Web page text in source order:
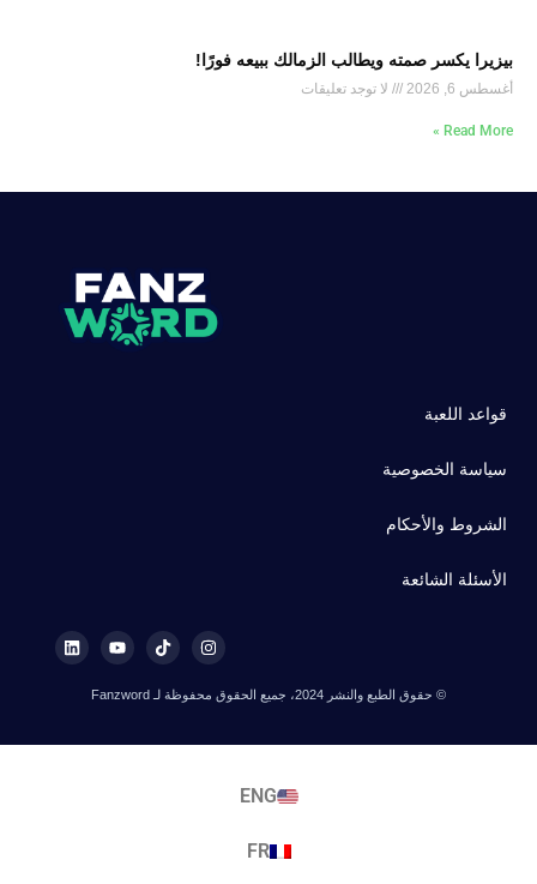
بيزيرا يكسر صمته ويطالب الزمالك ببيعه فورًا!
أغسطس 6, 2026 لا توجد تعليقات
Read More »
قواعد اللعبة
سياسة الخصوصية
الشروط والأحكام
الأسئلة الشائعة
© حقوق الطبع والنشر 2024، جميع الحقوق محفوظة لـ Fanzword
ENG
FR